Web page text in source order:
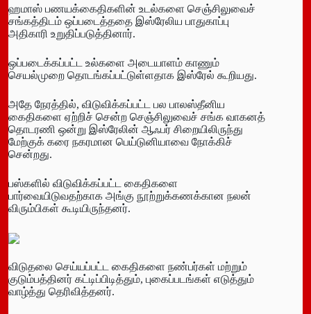
ஹமாஸ் பணயக்கைதிகளின் உடல்களை செஞ்சிலுவைச்
சங்கத்திடம் ஒப்படைத்ததை இஸ்ரேலிய பாதுகாப்பு
அதிகாரி உறுதிப்படுத்தினார்.
ஒப்படைக்கப்பட்ட உல்களை அடையாளம் காணும்
செயல்முறை தொடங்கப்பட்டுள்ளதாக இஸ்ரேல் கூறியது.
அதே நேரத்தில், விடுவிக்கப்பட்ட பல பாலஸ்தீனிய
கைதிகளை ஏற்றிச் சென்ற செஞ்சிலுவைச் சங்க வாகனத்
தொடரணி ஒன்று இஸ்ரேலின் ஆஃபர் சிறையிலிருந்து
மேற்குக் கரை நகரமான பெய்டுனியாவை நோக்கிச்
சென்றது.
பஸ்களில் விடுவிக்கப்பட்ட கைதிகளை
பார்வையிடுவதற்காக அங்கு நூற்றுக்கணக்கான நலன்
விரும்பிகள் கூடியிருந்தனர்.
விடுதலை செய்யப்பட்ட கைதிகளை நண்பர்கள் மற்றும்
குடும்பத்தினர் கட்டிப்பிடித்தும், புகைப்படங்கள் எடுத்தும்
வாழ்த்து தெரிவித்தனர்.